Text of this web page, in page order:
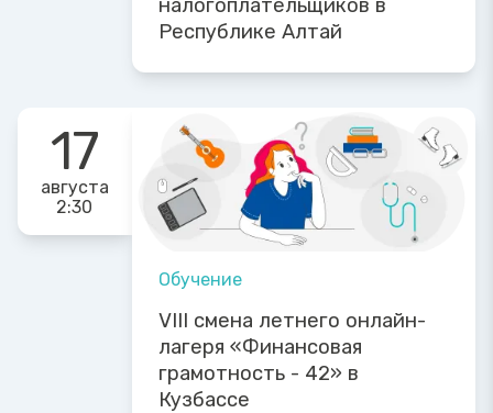
налогоплательщиков в
Республике Алтай
17
августа
2:30
Обучение
VIII смена летнего онлайн-
лагеря «Финансовая
грамотность - 42» в
Кузбассе